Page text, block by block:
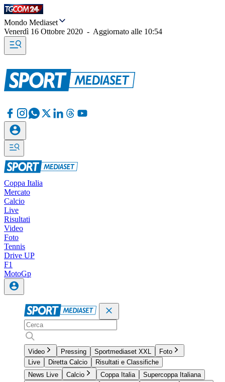
Mondo Mediaset
Venerdì 16 Ottobre 2020 - Aggiornato alle 10:54
Coppa Italia
Mercato
Calcio
Live
Risultati
Video
Foto
Tennis
Drive UP
F1
MotoGp
Video Pressing Sportmediaset XXL
Foto
Live
Diretta Calcio
Risultati e Classifiche
News Live
Calcio Coppa Italia
Supercoppa Italiana